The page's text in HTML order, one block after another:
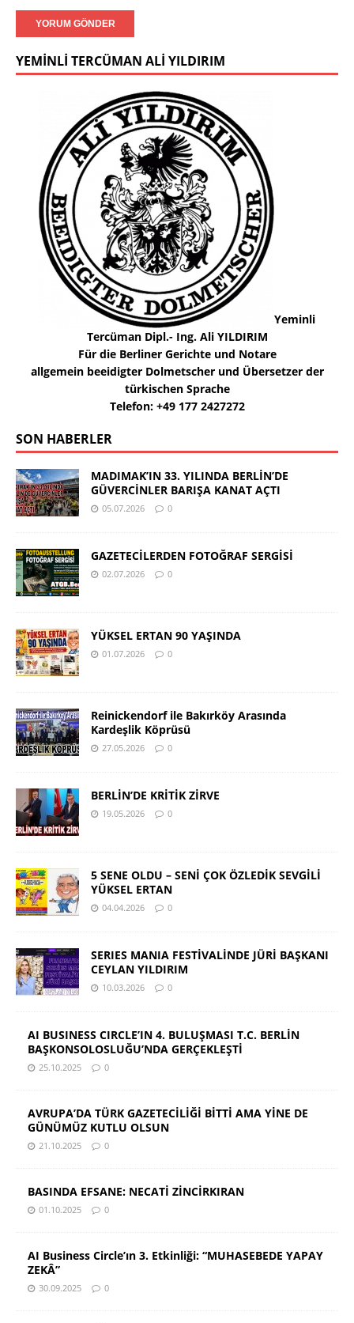
YEMINLI TERCÜMAN ALI YILDIRIM
Yeminli
Tercüman Dipl.- Ing. Ali YILDIRIM
Für die Berliner Gerichte und Notare
allgemein beeidigter Dolmetscher und Übersetzer der
türkischen Sprache
Telefon: +49 177 2427272
SON HABERLER
MADIMAK’IN 33. YILINDA BERLİN’DE
GÜVERCİNLER BARIŞA KANAT AÇTI
05.07.2026 0
GAZETECİLERDEN FOTOĞRAF SERGİSİ
02.07.2026 0
YÜKSEL ERTAN 90 YAŞINDA
01.07.2026 0
Reinickendorf ile Bakırköy Arasında
Kardeşlik Köprüsü
27.05.2026 0
BERLİN’DE KRİTİK ZİRVE
19.05.2026 0
5 SENE OLDU – SENİ ÇOK ÖZLEDİK SEVGİLİ
YÜKSEL ERTAN
04.04.2026 0
SERIES MANIA FESTİVALİNDE JÜRİ BAŞKANI
CEYLAN YILDIRIM
10.03.2026 0
AI BUSINESS CIRCLE’IN 4. BULUŞMASI T.C. BERLİN
BAŞKONSOLOSLUĞU’NDA GERÇEKLEŞTİ
25.10.2025 0
AVRUPA’DA TÜRK GAZETECİLİĞİ BİTTİ AMA YİNE DE
GÜNÜMÜZ KUTLU OLSUN
21.10.2025 0
BASINDA EFSANE: NECATİ ZİNCİRKIRAN
01.10.2025 0
AI Business Circle’ın 3. Etkinliği: “MUHASEBEDE YAPAY
ZEKÂ”
30.09.2025 0